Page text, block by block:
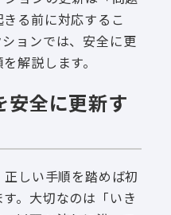
る前に対応するこ
ョンでは、安全に更
解説します。
安全に更新す
しい手順を踏めば初
。大切なのは「いき